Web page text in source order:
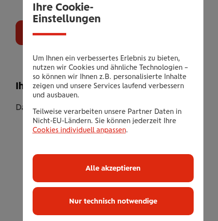
Ihr Leistungsangebot
Das Mental-Fit Coachingangebot beinhaltet:
Erstgespräch und Lebenssituationsanalyse
5 Mentaltrainings- bzw. Coachingeinheiten
á 50 Minuten
Mögliche Themenbereiche:
Persönlichkeitsthemen - z.B. Ziel- und
Ihre Cookie-
Einstellungen
Um Ihnen ein verbessertes Erlebnis zu bieten,
nutzen wir Cookies und ähnliche Technologien –
so können wir Ihnen z.B. personalisierte Inhalte
zeigen und unsere Services laufend verbessern
und ausbauen.
Teilweise verarbeiten unsere Partner Daten in
Nicht-EU-Ländern. Sie können jederzeit Ihre
Cookies individuell anpassen.
Nur technisch notwendige
Alle akzeptieren